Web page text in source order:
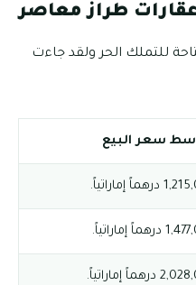
طراز معاصر
للتملك الحر ولقد جاءت
سعر البيع
إماراتياً.
إماراتياً.
إماراتياً.